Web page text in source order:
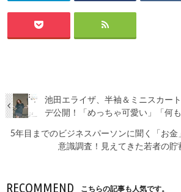
池田エライザ、半袖＆ミニスカー
デ公開！「めっちゃ可愛い」「何
5年目までのビジネスパーソンに聞く「お金
意識調査！見えてきた若者の貯
RECOMMEND こちらの記事も人気です。